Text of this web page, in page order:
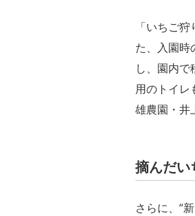
「いちご
た、入園時
し、園内
用のトイレ
雄農園・井
摘んだい
さらに、“